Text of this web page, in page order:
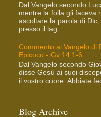
Dal Vangelo secondo
mentre la folla gli faceva
ascoltare la parola di
presso il lag...
Commento al Vangelo di
Epicoco - Gv 14,1-6
Dal Vangelo secondo
disse Gesù ai suoi
il vostro cuore. Abbiate
Blog Archive